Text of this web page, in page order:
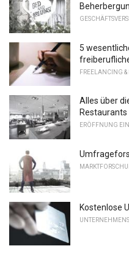
5
FREELANCING &
Alles über
Restaurants
ERÖFFNUNG
Kostenlose